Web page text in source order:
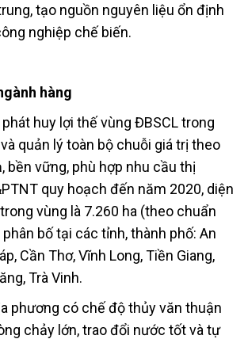
tạo nguồn nguyên liệu ổn định
nghiệp chế biến.
hàng
huy lợi thế vùng ĐBSCL trong
quản lý toàn bộ chuỗi giá trị theo
bền vững, phù hợp nhu cầu thị
quy hoạch đến năm 2020, diện
vùng là 7.260 ha (theo chuẩn
bố tại các tỉnh, thành phố: An
Cần Thơ, Vĩnh Long, Tiền Giang,
Trà Vinh.
phương có chế độ thủy văn thuận
chảy lớn, trao đổi nước tốt và tự